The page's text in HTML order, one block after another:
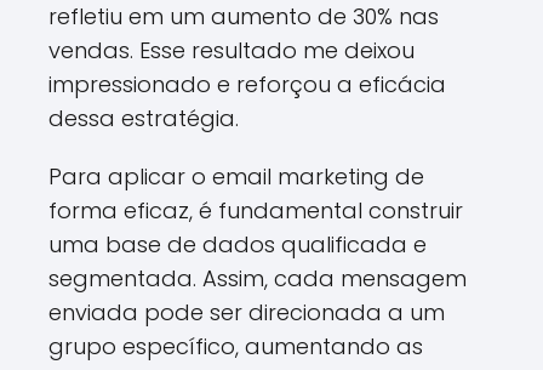
refletiu em um aumento de 30% nas
vendas. Esse resultado me deixou
impressionado e reforçou a eficácia
dessa estratégia.
Para aplicar o email marketing de
forma eficaz, é fundamental construir
uma base de dados qualificada e
segmentada. Assim, cada mensagem
enviada pode ser direcionada a um
grupo específico, aumentando as